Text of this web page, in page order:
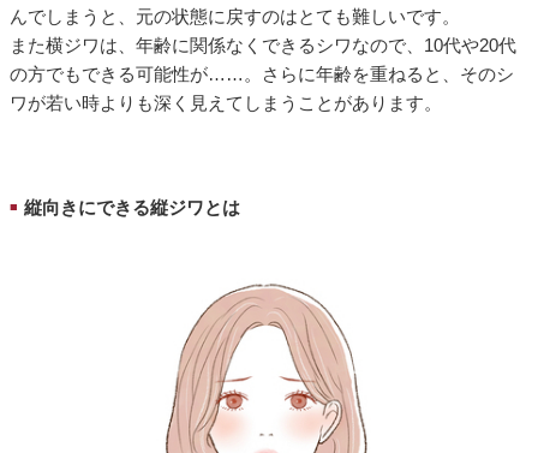
んでしまうと、元の状態に戻すのはとても難しいです。
また横ジワは、年齢に関係なくできるシワなので、10代や20代
の方でもできる可能性が……。さらに年齢を重ねると、そのシ
ワが若い時よりも深く見えてしまうことがあります。
■ 縦向きにできる縦ジワとは